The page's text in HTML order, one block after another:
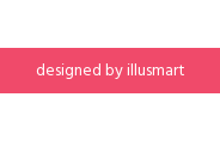
designed byillusmart